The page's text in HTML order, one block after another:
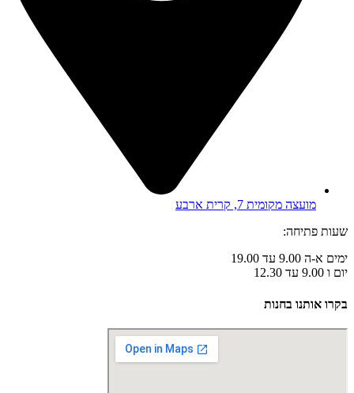
מועצה מקומית 7, קרית ארבע
שעות פתיחה:
ימים א-ה 9.00 עד 19.00
יום ו 9.00 עד 12.30
בקרו אותנו בחנות